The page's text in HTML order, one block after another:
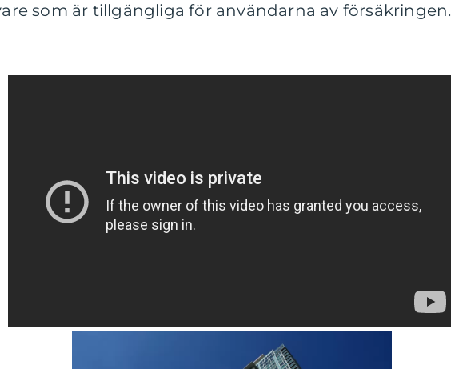
som är tillgängliga för användarna av försäkringen.